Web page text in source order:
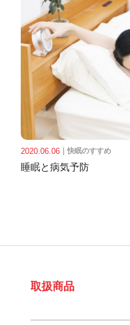
2020.06.06｜ 快眠のすすめ
睡眠と病気予防
取扱商品